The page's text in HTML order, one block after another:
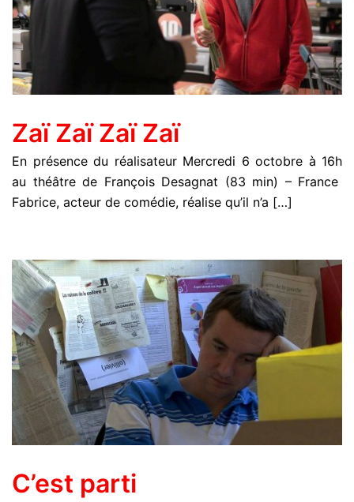
Zaï Zaï Zaï Zaï
En présence du réalisateur Mercredi 6 octobre à 16h
au théâtre de François Desagnat (83 min) – France
Fabrice, acteur de comédie, réalise qu’il n’a […]
C’est parti